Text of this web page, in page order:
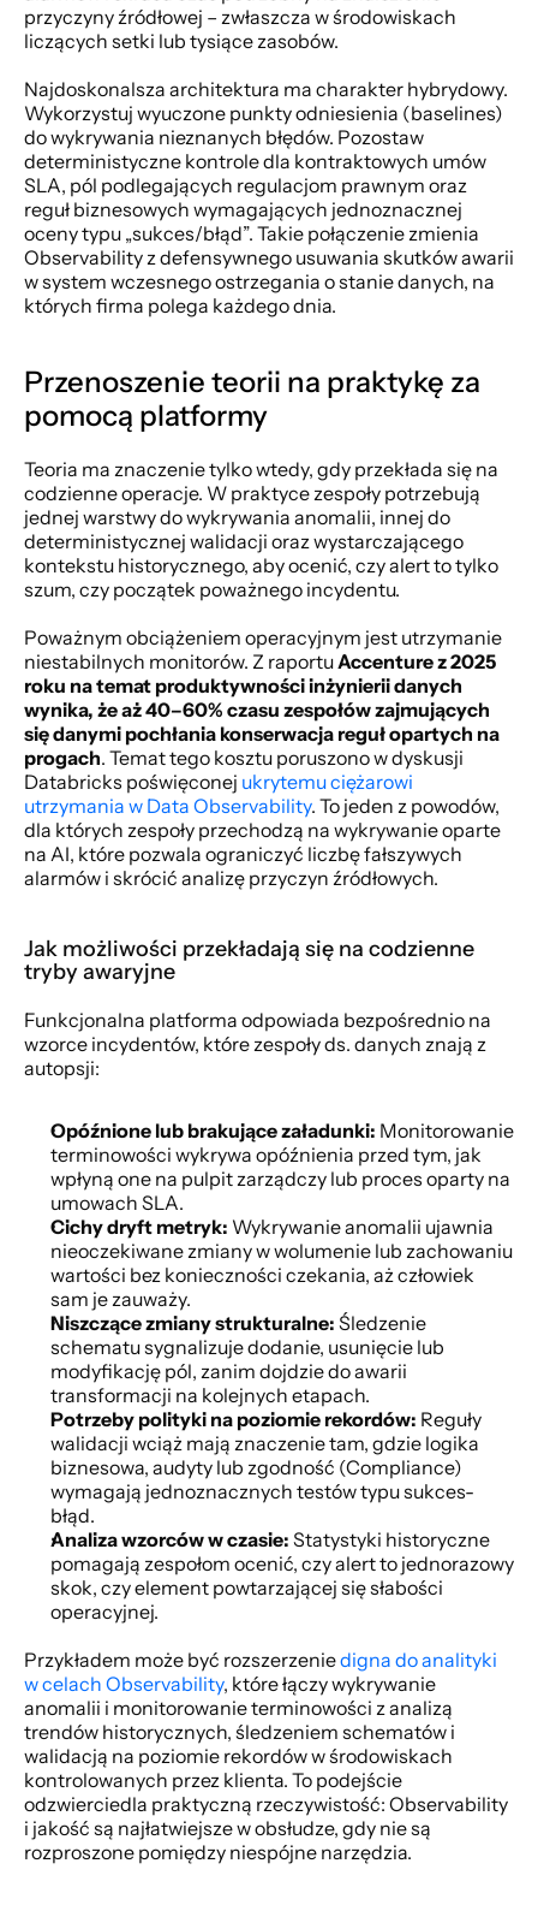
przyczyny źródłowej – zwłaszcza w środowiskach
liczących setki lub tysiące zasobów.
Najdoskonalsza architektura ma charakter hybrydowy.
Wykorzystuj wyuczone punkty odniesienia (baselines)
do wykrywania nieznanych błędów. Pozostaw
deterministyczne kontrole dla kontraktowych umów
SLA, pól podlegających regulacjom prawnym oraz
reguł biznesowych wymagających jednoznacznej
oceny typu „sukces/błąd”. Takie połączenie zmienia
Observability z defensywnego usuwania skutków awarii
w system wczesnego ostrzegania o stanie danych, na
których firma polega każdego dnia.
Przenoszenie teorii na praktykę za
pomocą platformy
Teoria ma znaczenie tylko wtedy, gdy przekłada się na
codzienne operacje. W praktyce zespoły potrzebują
jednej warstwy do wykrywania anomalii, innej do
deterministycznej walidacji oraz wystarczającego
kontekstu historycznego, aby ocenić, czy alert to tylko
szum, czy początek poważnego incydentu.
Poważnym obciążeniem operacyjnym jest utrzymanie
niestabilnych monitorów. Z raportu Accenture z 2025
roku na temat produktywności inżynierii danych
wynika, że aż 40–60% czasu zespołów zajmujących
się danymi pochłania konserwacja reguł opartych na
progach. Temat tego kosztu poruszono w dyskusji
Databricks poświęconej ukrytemu ciężarowi
utrzymania w Data Observability. To jeden z powodów,
dla których zespoły przechodzą na wykrywanie oparte
na AI, które pozwala ograniczyć liczbę fałszywych
alarmów i skrócić analizę przyczyn źródłowych.
Jak możliwości przekładają się na codzienne
tryby awaryjne
Funkcjonalna platforma odpowiada bezpośrednio na
wzorce incydentów, które zespoły ds. danych znają z
autopsji:
Opóźnione lub brakujące załadunki: Monitorowanie
terminowości wykrywa opóźnienia przed tym, jak
wpłyną one na pulpit zarządczy lub proces oparty na
umowach SLA.
Cichy dryft metryk: Wykrywanie anomalii ujawnia
nieoczekiwane zmiany w wolumenie lub zachowaniu
wartości bez konieczności czekania, aż człowiek
sam je zauważy.
Niszczące zmiany strukturalne: Śledzenie
schematu sygnalizuje dodanie, usunięcie lub
modyfikację pól, zanim dojdzie do awarii
transformacji na kolejnych etapach.
Potrzeby polityki na poziomie rekordów: Reguły
walidacji wciąż mają znaczenie tam, gdzie logika
biznesowa, audyty lub zgodność (Compliance)
wymagają jednoznacznych testów typu sukces-
błąd.
Analiza wzorców w czasie: Statystyki historyczne
pomagają zespołom ocenić, czy alert to jednorazowy
skok, czy element powtarzającej się słabości
operacyjnej.
Przykładem może być rozszerzenie digna do analityki
w celach Observability, które łączy wykrywanie
anomalii i monitorowanie terminowości z analizą
trendów historycznych, śledzeniem schematów i
walidacją na poziomie rekordów w środowiskach
kontrolowanych przez klienta. To podejście
odzwierciedla praktyczną rzeczywistość: Observability
i jakość są najłatwiejsze w obsłudze, gdy nie są
rozproszone pomiędzy niespójne narzędzia.